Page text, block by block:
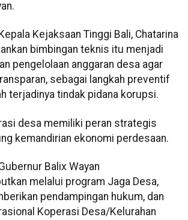
Kejaksaan Tinggi Bali, Chatarina
bimbingan teknis itu menjadi
pengelolaan anggaran desa agar
sebagai langkah preventif
terjadinya tindak pidana korupsi.
desa memiliki peran strategis
kemandirian ekonomi perdesaan.
Balix Wayan
melalui program Jaga Desa,
pendampingan hukum, dan
Koperasi Desa/Kelurahan